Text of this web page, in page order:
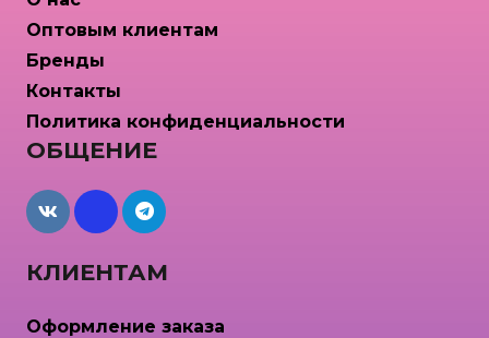
КЛИЕНТАМ
Оформление заказа
ОБЩЕНИЕ
maxcdn
Оптовым клиентам
Бренды
Контакты
Политика конфиденциальности